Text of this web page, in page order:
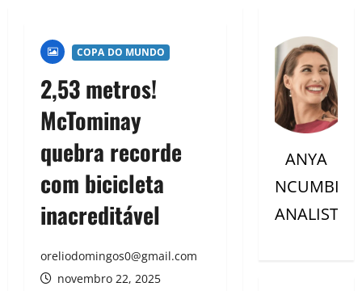
COPA DO MUNDO
2,53 metros!
McTominay
quebra recorde
com bicicleta
inacreditável
oreliodomingos0@gmail.com
novembro 22, 2025
ANYA
NCUMBI
ANALISTC